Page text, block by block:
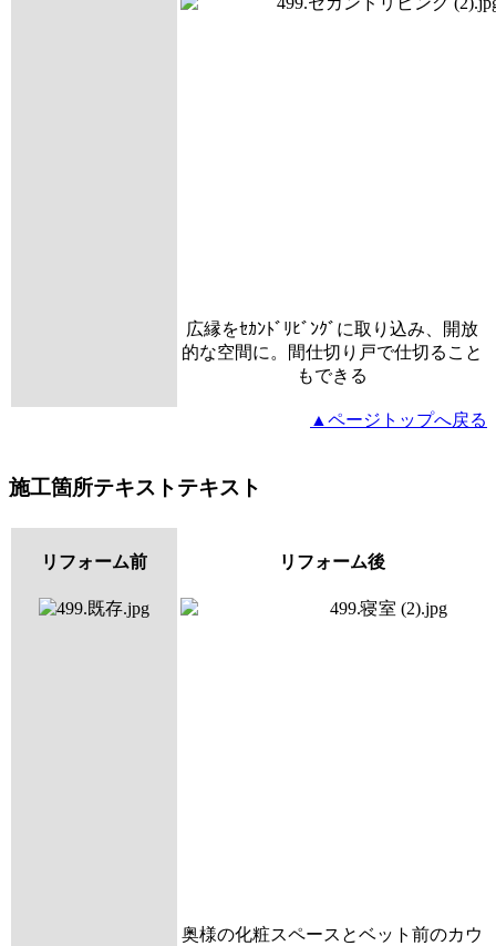
広縁をｾｶﾝﾄﾞﾘﾋﾞﾝｸﾞに取り込み、開放
的な空間に。間仕切り戸で仕切ること
もできる
▲ページトップへ戻る
施工箇所テキストテキスト
リフォーム前 リフォーム後
奥様の化粧スペースとベット前のカウ